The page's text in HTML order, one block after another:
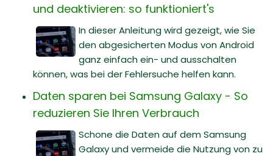
und deaktivieren: so funktioniert's
In dieser Anleitung wird gezeigt, wie Sie
den abgesicherten Modus von Android
ganz einfach ein- und ausschalten
können, was bei der Fehlersuche helfen kann.
Daten sparen bei Samsung Galaxy - So
reduzieren Sie Ihren Verbrauch
Schone die Daten auf dem Samsung
Galaxy und vermeide die Nutzung von zu